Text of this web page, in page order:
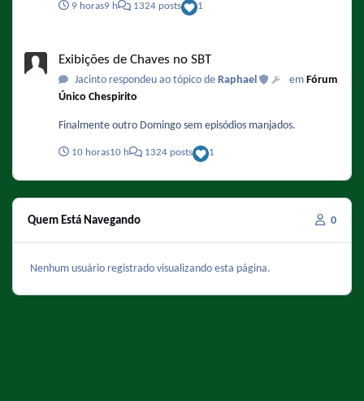
9 horas9 h 1324 posts 1
Exibições de Chaves no SBT
Jacinto respondeu ao tópico de Raphael em Fórum
Único Chespirito
Finalmente outro Domingo sem episódios manjados.
10 horas10 h 1324 posts 1
Quem Está Navegando 0
Nenhum usuário registrado visualizando esta página.